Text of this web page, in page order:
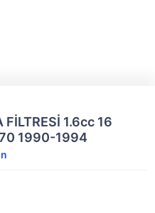
FİLTRESİ 1.6cc 16
1990-1994